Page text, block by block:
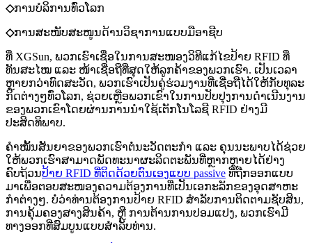
◇ການບໍລິການທົ່ວໂລກ
◇ການສະໜັບສະໜູນດ້ານວິຊາການແບບມືອາຊີບ
ທີ່ XGSun, ພວກເຮົາເຊື່ອໃນການສະໜອງວິທີແກ້ໄຂປ້າຍ RFID ທີ່
ທັນສະໄໝ ແລະ ໜ້າເຊື່ອຖືທີ່ສຸດໃຫ້ລູກຄ້າຂອງພວກເຮົາ. ເປັນເວລາ
ຫຼາຍກວ່າທົດສະວັດ, ພວກເຮົາເປັນຄູ່ຮ່ວມງານທີ່ເຊື່ອຖືໄດ້ໃຫ້ກັບທຸລະ
ກິດຕ່າງໆທົ່ວໂລກ, ຊ່ວຍເຫຼືອພວກເຂົາໃນການປັບປຸງການດຳເນີນງານ
ຂອງພວກເຂົາໂດຍຜ່ານການນຳໃຊ້ເຕັກໂນໂລຊີ RFID ຢ່າງມີ
ປະສິດທິພາບ.
ຄຳໝັ້ນສັນຍາຂອງພວກເຮົາຕໍ່ນະວັດຕະກໍາ ແລະ ຄຸນນະພາບໄດ້ຊ່ວຍ
ໃຫ້ພວກເຮົາສາມາດພັດທະນາຜະລິດຕະພັນທີ່ຫຼາກຫຼາຍໄດ້ຢ່າງ
ຄົບຖ້ວນປ້າຍ RFID ທີ່ຕິດດ້ວຍຕົນເອງແບບ passive ທີ່ຖືກອອກແບບ
ມາເພື່ອຕອບສະໜອງຄວາມຕ້ອງການທີ່ເປັນເອກະລັກຂອງອຸດສາຫະ
ກຳຕ່າງໆ. ບໍ່ວ່າທ່ານຕ້ອງການປ້າຍ RFID ສຳລັບການຕິດຕາມຊັບສິນ,
ການຄຸ້ມຄອງສາງສິນຄ້າ, ຫຼື ການຕ້ານການປອມແປງ, ພວກເຮົາມີ
ທາງອອກທີ່ສົມບູນແບບສຳລັບທ່ານ.